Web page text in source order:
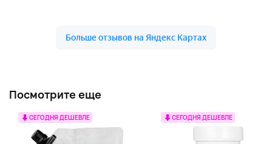
Посмотрите еще
СЕГОДНЯ ДЕШЕВЛЕ СЕГОДНЯ ДЕШЕВЛЕ